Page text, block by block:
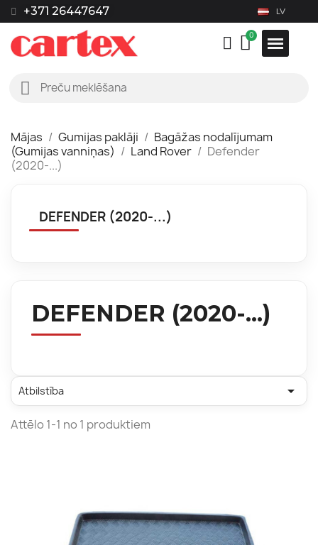
+371 26447647 LV
Mājas Gumijas paklāji
Bagāžas nodalījumam
(Gumijas vanniņas)
Land Rover
Defender
(2020-...)
DEFENDER (2020-...)
DEFENDER (2020-...)
Atbilstība 
Attēlo 1-1 no 1 produktiem